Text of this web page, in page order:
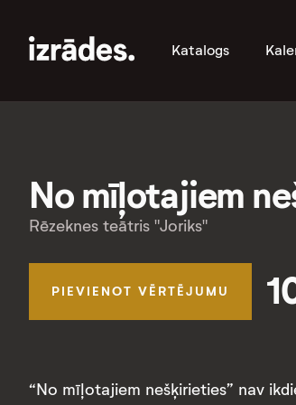
Katalogs
No mīļotajiem
Rēzeknes teātris "Joriks"
PIEVIENOT VĒRTĒJUMU
“No mīļotajiem nešķirieties” nav